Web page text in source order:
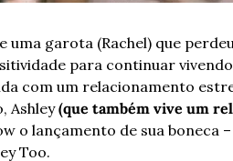
garota (Rachel) que
para continuar
com um relacionamento
Ashley (que também vive um
o lançamento de sua boneca
Too.